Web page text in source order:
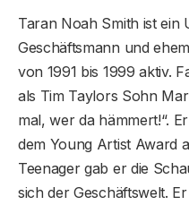
Taran Noah Smith ist ein
Geschäftsmann und
von 1991 bis 1999 aktiv.
als Tim Taylors Sohn
mal, wer da hämmert!“.
dem Young Artist Award
Teenager gab er die
sich der Geschäftswelt.